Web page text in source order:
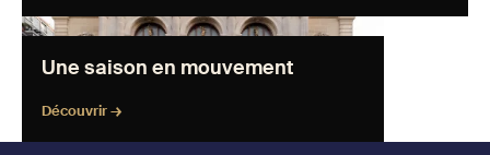
Une saison en mouvement " loading="lazy" />
Une saison en mouvement
Découvrir →